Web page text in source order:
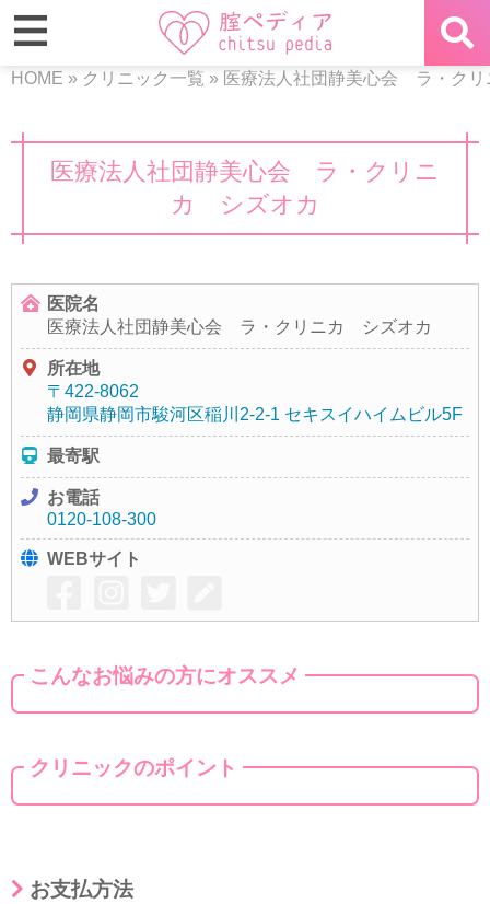
HOME » クリニック一覧 » 医療法人社団静美心会 ラ・ク
医療法人社団静美心会 ラ・クリニ
カ シズオカ
医院名
医療法人社団静美心会 ラ・クリニカ シズオカ
所在地
〒422-8062
静岡県静岡市駿河区稲川2-2-1 セキスイハイムビル5F
最寄駅
お電話
0120-108-300
WEBサイト
こんなお悩みの方にオススメ
クリニックのポイント
お支払方法